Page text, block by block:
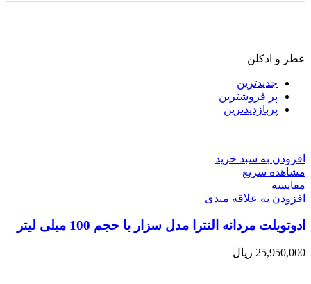
عطر و ادکلن
جدیدترین
پر فروشترین
پربازدیدترین
افزودن به سبد خرید
مشاهده سریع
مقایسه
افزودن به علاقه مندی
ادوتویلت مردانه النترا مدل سزار با حجم 100 میلی لیتر
25,950,000 ریال